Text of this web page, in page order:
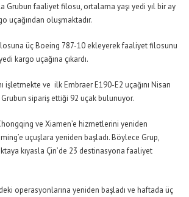
Grubun faaliyet filosu, ortalama yaşı yedi yıl bir ay
uçağından oluşmaktadır.
üç Boeing 787-10 ekleyerek faaliyet filosunu
kargo uçağına çıkardı.
işletmekte ve ilk Embraer E190-E2 uçağını Nisan
sipariş ettiği 92 uçak bulunuyor.
ve Xiamen’e hizmetlerini yeniden
uçuşlara yeniden başladı. Böylece Grup,
kıyasla Çin’de 23 destinasyona faaliyet
operasyonlarına yeniden başladı ve haftada üç